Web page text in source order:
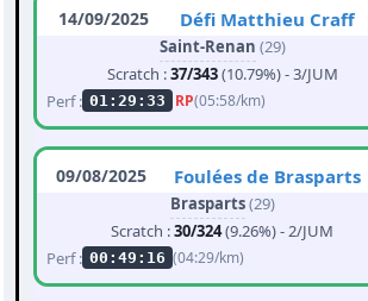
14/09/2025 Défi Matthieu Craff
Saint-Renan (29)
Scratch :37/343(10.79%) - 3/JUM
Perf : 01:29:33 RP(05:58/km)
09/08/2025 Foulées de Brasparts
Brasparts(29)
Scratch :30/324(9.26%) - 2/JUM
Perf : 00:49:16 (04:29/km)